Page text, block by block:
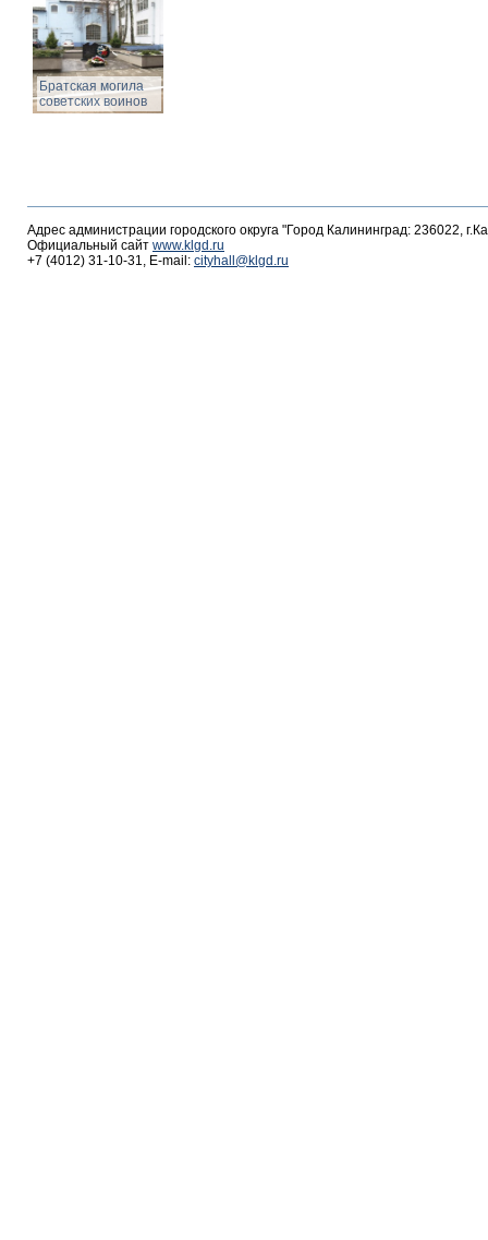
Братская могила
советских воинов
Адрес администрации городского округа "Город Калининград: 236022,
Официальный сайт www.klgd.ru
+7 (4012) 31-10-31, E-mail: cityhall@klgd.ru